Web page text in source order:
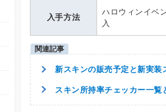
入手方法
ハロウィンイベ
入
新スキンの販売予定と新実装
スキン所持率チェッカー一覧